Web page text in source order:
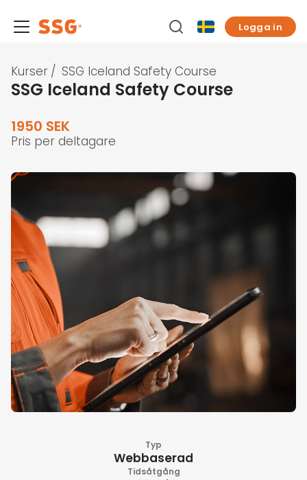
Logga in
Kurser / SSG Iceland Safety Course
SSG Iceland Safety Course
1950 SEK
Pris per deltagare
Typ
Webbaserad
Tidsåtgång